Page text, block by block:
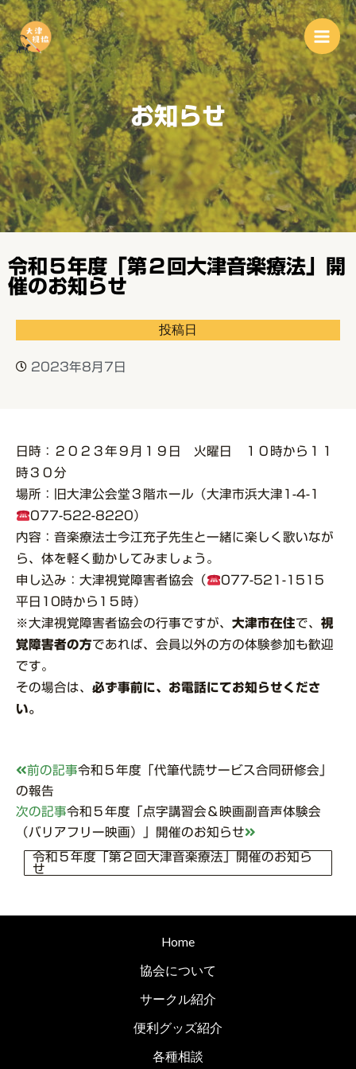
お知らせ
令和５年度「第２回大津音楽療法」開
催のお知らせ
投稿日
2023年8月7日
日時：２０２３年９月１９日 火曜日 １０時から１１
時３０分
場所：旧大津公会堂３階ホール（大津市浜大津1-4-1
077-522-8220）
内容：音楽療法士今江充子先生と一緒に楽しく歌いなが
ら、体を軽く動かしてみましょう。
申し込み：大津視覚障害者協会（
077-521-1515
平日10時から1５時）
※大津視覚障害者協会の行事ですが、 大津市在住で、 視
覚障害者の方であれば、会員以外の方の体験参加も歓迎
です。
その場合は、 必ず事前に、お電話にてお知らせくださ
い。
前の記事令和５年度「代筆代読サービス合同研修会」
の報告
次の記事令和５年度「点字講習会＆映画副音声体験会
（バリアフリー映画）」開催のお知らせ
令和５年度「第２回大津音楽療法」開催のお知ら
せ
Home
協会について
サークル紹介
便利グッズ紹介
各種相談